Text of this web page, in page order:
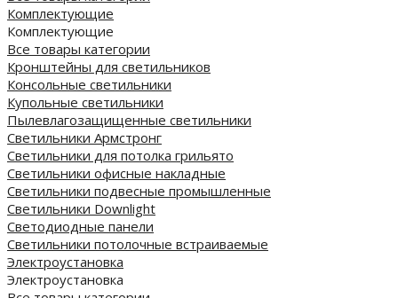
Комплектующие
Комплектующие
Все товары категории
Кронштейны для светильников
Консольные светильники
Купольные светильники
Пылевлагозащищенные светильники
Светильники Армстронг
Светильники для потолка грильято
Светильники офисные накладные
Светильники подвесные промышленные
Светильники Downlight
Светодиодные панели
Cветильники потолочные встраиваемые
Электроустановка
Электроустановка